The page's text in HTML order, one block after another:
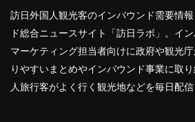
訪日外国人観光客のインバウンド需要情
ド総合ニュースサイト「訪日ラボ」。イ
マーケティング担当者向けに政府や観光
りやすいまとめやインバウンド事業に取
人旅行客がよく行く観光地などを毎日配信